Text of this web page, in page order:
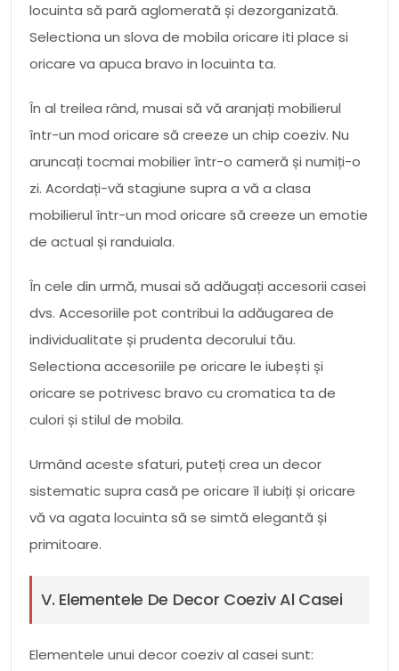
locuinta să pară aglomerată și dezorganizată.
Selectiona un slova de mobila oricare iti place si
oricare va apuca bravo in locuinta ta.
În al treilea rând, musai să vă aranjați mobilierul
într-un mod oricare să creeze un chip coeziv. Nu
aruncați tocmai mobilier într-o cameră și numiți-o
zi. Acordați-vă stagiune supra a vă a clasa
mobilierul într-un mod oricare să creeze un emotie
de actual și randuiala.
În cele din urmă, musai să adăugați accesorii casei
dvs. Accesoriile pot contribui la adăugarea de
individualitate și prudenta decorului tău.
Selectiona accesoriile pe oricare le iubești și
oricare se potrivesc bravo cu cromatica ta de
culori și stilul de mobila.
Urmând aceste sfaturi, puteți crea un decor
sistematic supra casă pe oricare îl iubiți și oricare
vă va agata locuinta să se simtă elegantă și
primitoare.
V. Elementele De Decor Coeziv Al Casei
Elementele unui decor coeziv al casei sunt: